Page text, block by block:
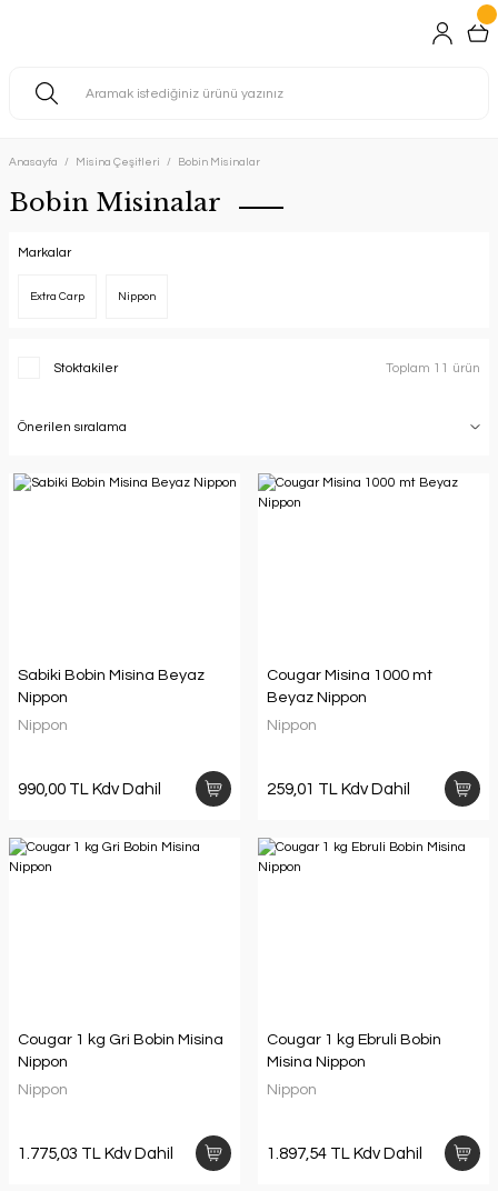
Anasayfa Misina Çeşitleri Bobin Misinalar
Bobin Misinalar
Markalar
Extra Carp Nippon
Stoktakiler Toplam 11 ürün
Sabiki Bobin Misina Beyaz
Nippon
Nippon
990,00 TL Kdv Dahil
Cougar Misina 1000 mt
Beyaz Nippon
Nippon
259,01 TL Kdv Dahil
Cougar 1 kg Gri Bobin Misina
Nippon
Nippon
1.775,03 TL Kdv Dahil
Cougar 1 kg Ebruli Bobin
Misina Nippon
Nippon
1.897,54 TL Kdv Dahil